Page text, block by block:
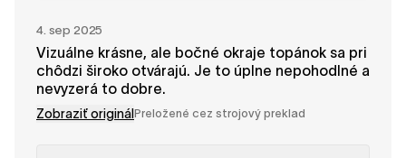
4. sep 2025
Vizuálne krásne, ale bočné okraje topánok sa pri
chôdzi široko otvárajú. Je to úplne nepohodlné a
nevyzerá to dobre.
Zobraziť originál Preložené cez strojový preklad